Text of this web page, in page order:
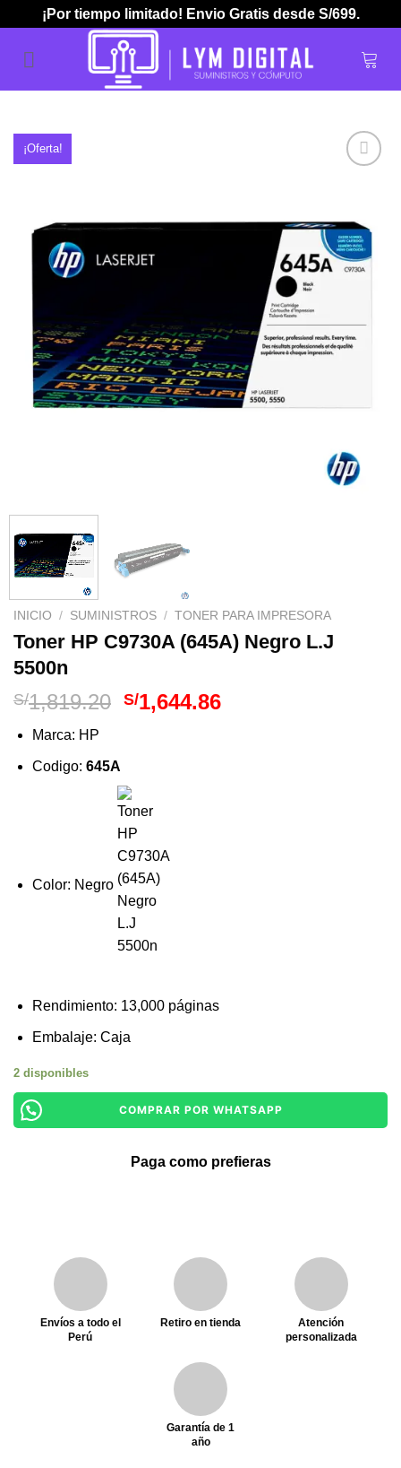
to
content
¡Por tiempo limitado! Envio Gratis desde S/699.
¡Oferta!
lista de
deseos
INICIO / SUMINISTROS / TONER PARA IMPRESORA
Toner HP C9730A (645A) Negro L.J
5500n
S/1,819.20 El
S/1,819.20.
S/1,644.86El
Marca: HP
Codigo: 645A
Color: Negro
Rendimiento: 13,000 páginas
Embalaje: Caja
2 disponibles
COMPRAR POR WHATSAPP
Paga como prefieras
Envíos a todo el
Perú
Retiro en tienda
Atención
personalizada
Garantía de 1
año